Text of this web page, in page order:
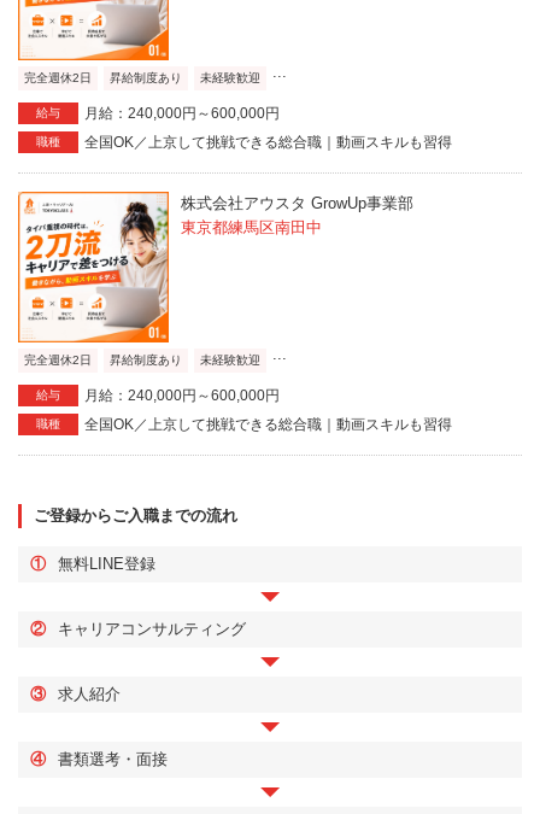
完全週休2日 昇給制度あり 未経験歓迎
給与 月給：240,000円～600,000円
職種 全国OK／上京して挑戦できる総合職｜動画スキルも習得
株式会社アウスタ GrowUp事業部
東京都練馬区南田中
完全週休2日 昇給制度あり 未経験歓迎 ...
給与 月給：240,000円～600,000円
職種 全国OK／上京して挑戦できる総合職｜動画スキルも習得
ご登録からご入職までの流れ
① 無料LINE登録
② キャリアコンサルティング
③ 求人紹介
④ 書類選考・面接